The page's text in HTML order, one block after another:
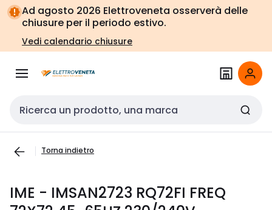
Vai alla
navigazione
Vai
alla
pagina
Ad agosto 2026 Elettroveneta osserverà delle
chiusure per il periodo estivo.
Vedi calendario chiusure
Cerca input
Torna indietro
IME - IMSAN2723 RQ72FI FREQ